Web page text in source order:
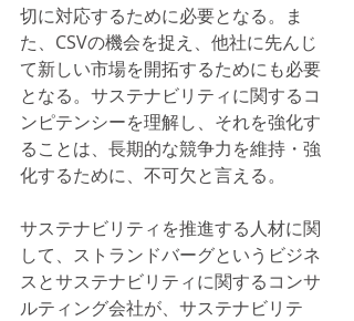
切に対応するために必要となる。ま
た、CSVの機会を捉え、他社に先んじ
て新しい市場を開拓するためにも必要
となる。サステナビリティに関するコ
ンピテンシーを理解し、それを強化す
ることは、長期的な競争力を維持・強
化するために、不可欠と言える。
サステナビリティを推進する人材に関
して、ストランドバーグというビジネ
スとサステナビリティに関するコンサ
ルティング会社が、サステナビリテ